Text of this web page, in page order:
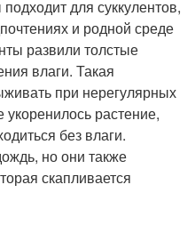
для суккулентов,
и родной среде
развили толстые
влаги. Такая
при нерегулярных
растение,
без влаги.
но они также
скапливается